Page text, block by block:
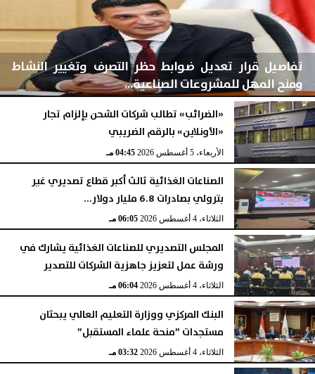
تفاصيل قرار تعديل ضوابط حظر التصرف وتغيير النشاط
ومنح المهل للمشروعات الصناعية...
الأربعاء، 5 أغسطس 2026 04:46 مـ
«الضرائب» تطالب شركات الشحن بإلزام تجار
«الأونلاين» بالرقم الضريبي
الأربعاء، 5 أغسطس 2026 04:45 مـ
الصناعات الغذائية ثالث أكبر قطاع تصديري غير
بترولي بصادرات 6.8 مليار دولار...
الثلاثاء، 4 أغسطس 2026 06:05 مـ
المجلس التصديري للصناعات الغذائية يشارك في
ورشة عمل لتعزيز جاهزية الشركات للتصدير
الثلاثاء، 4 أغسطس 2026 06:04 مـ
البنك المركزي ووزارة التعليم العالي يبحثان
مستجدات ”منحة علماء المستقبل”
الثلاثاء، 4 أغسطس 2026 03:32 مـ